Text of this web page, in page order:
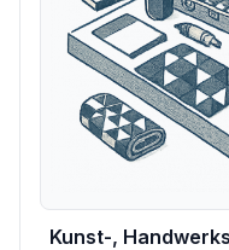
Kunst-,